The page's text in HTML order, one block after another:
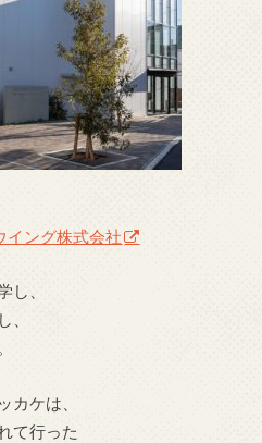
イング株式会社
し、
、
カケは、
て行った